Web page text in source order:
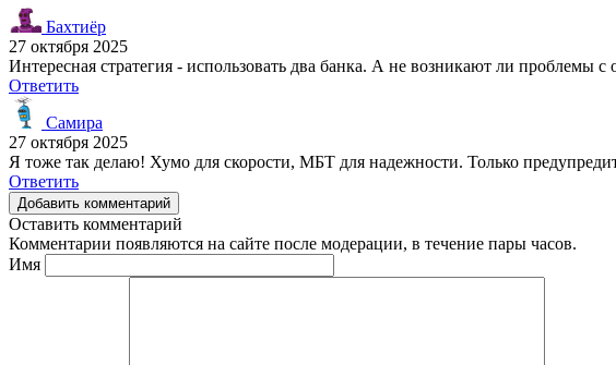
Бахтиёр
27 октября 2025
Интересная стратегия - использовать два банка. А не возникают ли проблемы
Ответить
Самира
27 октября 2025
Я тоже так делаю! Хумо для скорости, МБТ для надежности. Только
Ответить
Добавить комментарий
Оставить комментарий
Комментарии появляются на сайте после модерации, в течение пары часов.
Имя